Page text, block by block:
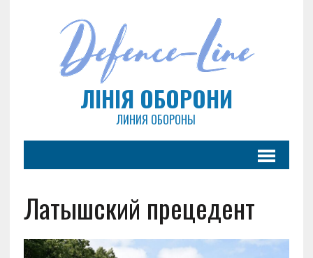
ЛІНІЯ ОБОРОНИ
ЛИНИЯ ОБОРОНЫ
Латышский прецедент